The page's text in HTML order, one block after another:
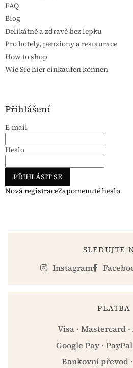
FAQ
Blog
Delikátně a zdravě bez lepku
Pro hotely, penziony a restaurace
How to shop
Wie Sie hier einkaufen können
Přihlášení
E-mail
Heslo
PŘIHLÁSIT SE
Nová registraceZapomenuté heslo
SLEDUJTE
Instagram
PLATBA
Visa · Mastercard
Google Pay ·
Bankovní převod